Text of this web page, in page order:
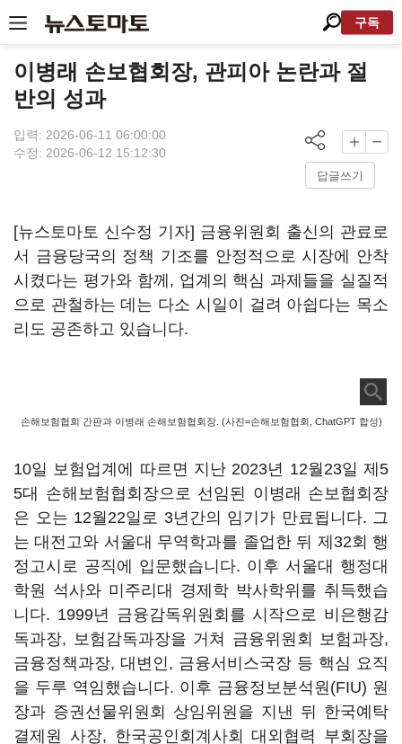
구독
이병래 손보협회장, 관피아 논란과 절
반의 성과
입력: 2026-06-11 06:00:00
수정: 2026-06-12 15:12:30
답글쓰기
[뉴스토마토 신수정 기자] 금융위원회 출신의 관료로
서 금융당국의 정책 기조를 안정적으로 시장에 안착
시켰다는 평가와 함께, 업계의 핵심 과제들을 실질적
으로 관철하는 데는 다소 시일이 걸려 아쉽다는 목소
리도 공존하고 있습니다.
손해보험협회 간판과 이병래 손해보험협회장. (사진=손해보험협회, ChatGPT 합성)
10일 보험업계에 따르면 지난 2023년 12월23일 제5
5대 손해보험협회장으로 선임된 이병래 손보협회장
은 오는 12월22일로 3년간의 임기가 만료됩니다. 그
는 대전고와 서울대 무역학과를 졸업한 뒤 제32회 행
정고시로 공직에 입문했습니다. 이후 서울대 행정대
학원 석사와 미주리대 경제학 박사학위를 취득했습
니다. 1999년 금융감독위원회를 시작으로 비은행감
독과장, 보험감독과장을 거쳐 금융위원회 보험과장,
금융정책과장, 대변인, 금융서비스국장 등 핵심 요직
을 두루 역임했습니다. 이후 금융정보분석원(FIU) 원
장과 증권선물위원회 상임위원을 지낸 뒤 한국예탁
결제원 사장, 한국공인회계사회 대외협력 부회장을